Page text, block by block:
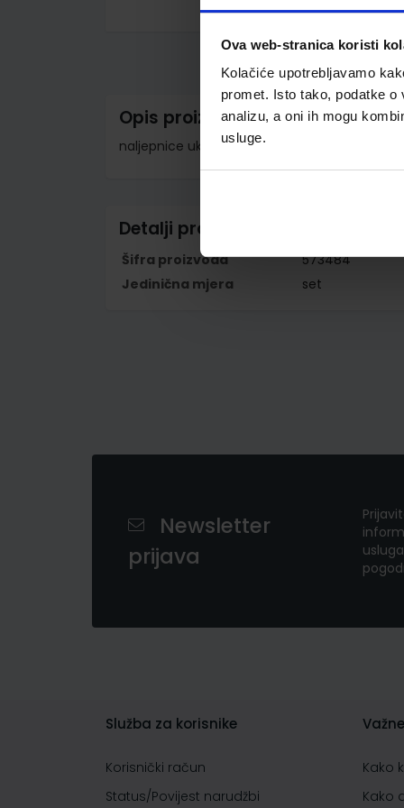
Ova web-stranica koristi
Kolačiće upotrebljavamo
promet. Isto tako, podatke
analizu, a oni ih mogu
usluge.
gallery
Opis proizvoda
naljepnice ukrasne; 1 list
Detalji proizvoda
Šifra proizvoda
573484
Jedinična mjera
set
Newsletter
prijava
Služba za korisnike
Korisnički račun
Status/Povijest narudžbi
Kako
Kako